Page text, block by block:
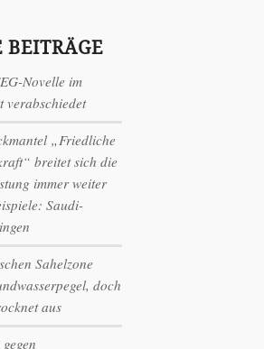
BEITRÄGE
Novelle im
verabschiedet
„Friedliche
breitet sich die
immer weiter
Saudi-
Sahelzone
doch
aus